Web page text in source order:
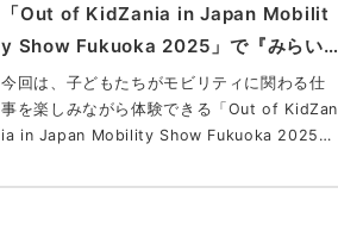
「Out of KidZania in Japan Mobilit
y Show Fukuoka 2025」で『みらい
ののりもの研究員の仕事』を実施しまし
た！
今回は、子どもたちがモビリティに関わる仕
事を楽しみながら体験できる「Out of KidZan
ia in Japan Mobility Show Fukuoka 2025」